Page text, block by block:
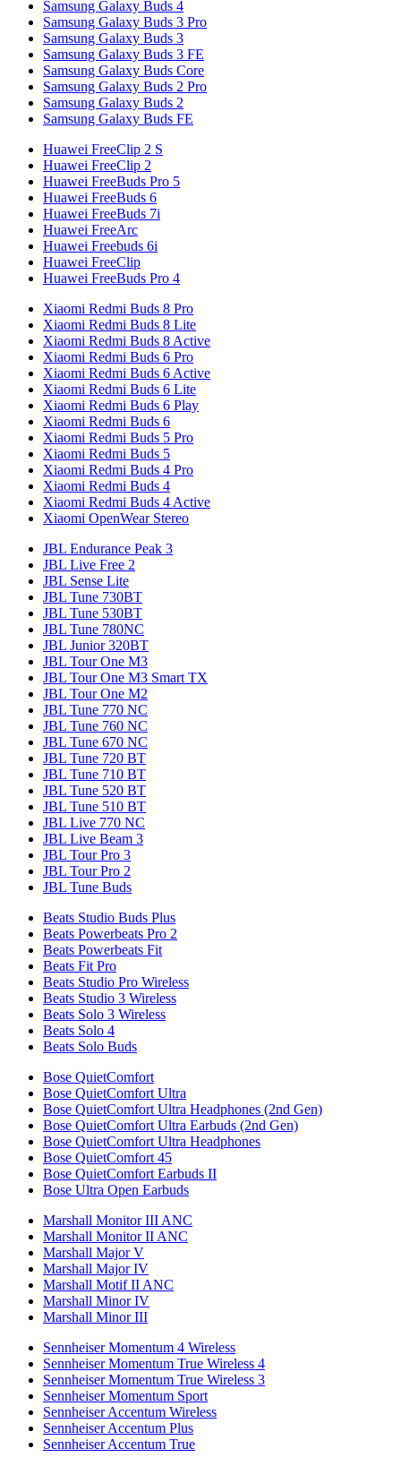
Samsung Galaxy Buds 4
Samsung Galaxy Buds 3 Pro
Samsung Galaxy Buds 3
Samsung Galaxy Buds 3 FE
Samsung Galaxy Buds Core
Samsung Galaxy Buds 2 Pro
Samsung Galaxy Buds 2
Samsung Galaxy Buds FE
Huawei FreeClip 2 S
Huawei FreeClip 2
Huawei FreeBuds Pro 5
Huawei FreeBuds 6
Huawei FreeBuds 7i
Huawei FreeArc
Huawei Freebuds 6i
Huawei FreeClip
Huawei FreeBuds Pro 4
Xiaomi Redmi Buds 8 Pro
Xiaomi Redmi Buds 8 Lite
Xiaomi Redmi Buds 8 Active
Xiaomi Redmi Buds 6 Pro
Xiaomi Redmi Buds 6 Active
Xiaomi Redmi Buds 6 Lite
Xiaomi Redmi Buds 6 Play
Xiaomi Redmi Buds 6
Xiaomi Redmi Buds 5 Pro
Xiaomi Redmi Buds 5
Xiaomi Redmi Buds 4 Pro
Xiaomi Redmi Buds 4
Xiaomi Redmi Buds 4 Active
Xiaomi OpenWear Stereo
JBL Endurance Peak 3
JBL Live Free 2
JBL Sense Lite
JBL Tune 730BT
JBL Tune 530BT
JBL Tune 780NC
JBL Junior 320BT
JBL Tour One M3
JBL Tour One M3 Smart TX
JBL Tour One M2
JBL Tune 770 NC
JBL Tune 760 NC
JBL Tune 670 NC
JBL Tune 720 BT
JBL Tune 710 BT
JBL Tune 520 BT
JBL Tune 510 BT
JBL Live 770 NC
JBL Live Beam 3
JBL Tour Pro 3
JBL Tour Pro 2
JBL Tune Buds
Beats Studio Buds Plus
Beats Powerbeats Pro 2
Beats Powerbeats Fit
Beats Fit Pro
Beats Studio Pro Wireless
Beats Studio 3 Wireless
Beats Solo 3 Wireless
Beats Solo 4
Beats Solo Buds
Bose QuietComfort
Bose QuietComfort Ultra
Bose QuietComfort Ultra Headphones (2nd Gen)
Bose QuietComfort Ultra Earbuds (2nd Gen)
Bose QuietComfort Ultra Headphones
Bose QuietComfort 45
Bose QuietComfort Earbuds II
Bose Ultra Open Earbuds
Marshall Monitor III ANC
Marshall Monitor II ANC
Marshall Major V
Marshall Major IV
Marshall Motif II ANC
Marshall Minor IV
Marshall Minor III
Sennheiser Momentum 4 Wireless
Sennheiser Momentum True Wireless 4
Sennheiser Momentum True Wireless 3
Sennheiser Momentum Sport
Sennheiser Accentum Wireless
Sennheiser Accentum Plus
Sennheiser Accentum True